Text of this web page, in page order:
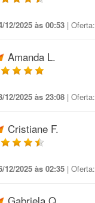
12/2025 às 00:53 | Oferta:
Amanda L.
12/2025 às 23:08 | Oferta:
Cristiane F.
12/2025 às 02:35 | Oferta: